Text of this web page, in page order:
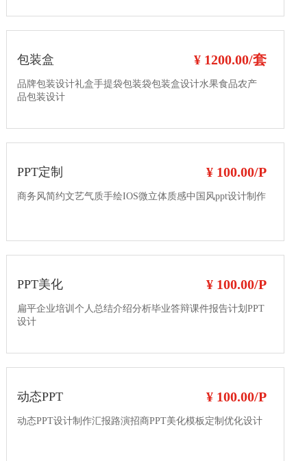
包装盒 ¥ 1200.00/套
品牌包装设计礼盒手提袋包装袋包装盒设计水果食品农产
品包装设计
PPT定制 ¥ 100.00/P
商务风简约文艺气质手绘IOS微立体质感中国风ppt设计制作
PPT美化 ¥ 100.00/P
扁平企业培训个人总结介绍分析毕业答辩课件报告计划PPT
设计
动态PPT ¥ 100.00/P
动态PPT设计制作汇报路演招商PPT美化模板定制优化设计